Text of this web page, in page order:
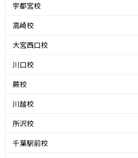
宇都宮校
高崎校
大宮西口校
川口校
蕨校
川越校
所沢校
千葉駅前校